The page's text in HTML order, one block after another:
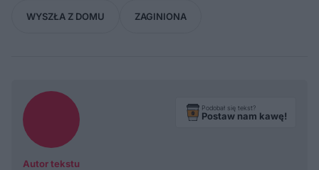
WYSZŁA Z DOMU ZAGINIONA
Autor tekstu
Podobał się tekst?
Postaw nam kawę!